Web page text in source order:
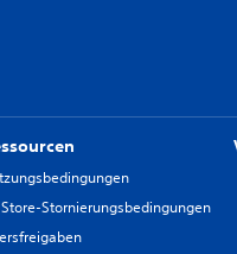
Store-Stornierungsbedingungen